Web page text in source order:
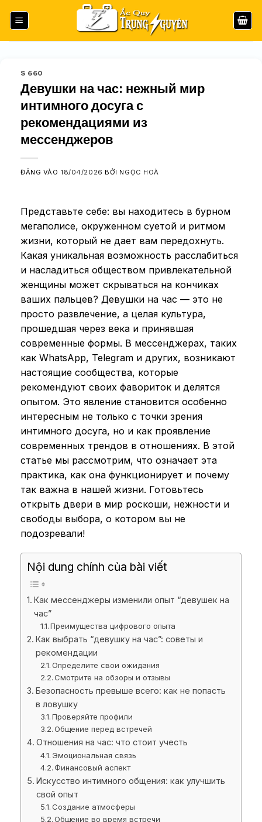
qua
S 660
Девушки на час: нежный мир
интимного досуга с
рекомендациями из
мессенджеров
ĐĂNG VÀO 18/04/2026 BỞI NGỌC HOÀ
Представьте себе: вы находитесь в бурном
мегаполисе, окруженном суетой и ритмом
жизни, который не дает вам передохнуть.
Какая уникальная возможность расслабиться
и насладиться обществом привлекательной
женщины может скрываться на кончиках
ваших пальцев? Девушки на час — это не
просто развлечение, а целая культура,
прошедшая через века и принявшая
современные формы. В мессенджерах, таких
как WhatsApp, Telegram и других, возникают
настоящие сообщества, которые
рекомендуют своих фавориток и делятся
опытом. Это явление становится особенно
интересным не только с точки зрения
интимного досуга, но и как проявление
современных трендов в отношениях. В этой
статье мы рассмотрим, что означает эта
практика, как она функционирует и почему
так важна в нашей жизни. Готовьтесь
открыть двери в мир роскоши, нежности и
свободы выбора, о котором вы не
подозревали!
Nội dung chính của bài viết
Как мессенджеры изменили опыт “девушек на
час”
Преимущества цифрового опыта
Как выбрать “девушку на час”: советы и
рекомендации
Определите свои ожидания
Смотрите на обзоры и отзывы
Безопасность превыше всего: как не попасть
в ловушку
Проверяйте профили
Общение перед встречей
Отношения на час: что стоит учесть
Эмоциональная связь
Финансовый аспект
Искусство интимного общения: как улучшить
свой опыт
Создание атмосферы
Общение во время встречи